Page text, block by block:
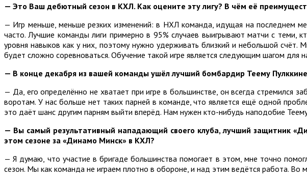
— Это Ваш дебютный сезон в КХЛ. Как оцените эту лигу? В чём её
— Игр меньше, меньше резких изменений: в НХЛ команда, идущая на последнем
часто. Лучшие команды лиги примерно в 95% случаев выигрывают матчи с теми,
уровня навыков как у них, поэтому нужно удерживать близкий и небольшой
будет сложно соревноваться. Обучение такой игре является следующим шагом для
— В конце декабря из вашей команды ушёл лучший бомбардир Теему
— Да, его определённо не хватает при игре в большинстве, он всегда стремился
воротам. У нас больше нет таких парней в команде, что является ещё одной
это даёт шанс другим парням выйти вперёд. Нам нужен кто-нибудь наподобие
— Вы самый результативный нападающий своего клуба, лучший защитник
этом сезоне за «Динамо Минск» в КХЛ?
— Я думаю, что участие в бригаде большинства помогает в этом, мне точно
сезон. Мы как команда не играем плотно в обороне, и над этим ведётся работа.